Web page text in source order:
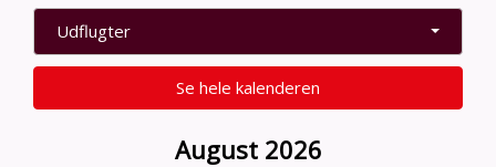
Udflugter
Se hele kalenderen
August 2026